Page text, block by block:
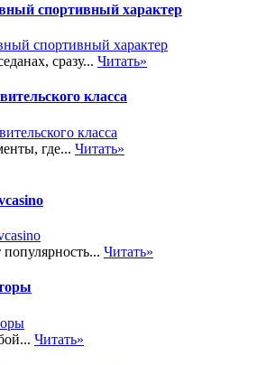
спортивный характер
сразу... Читать»
класса
где... Читать»
Читать»
Читать»